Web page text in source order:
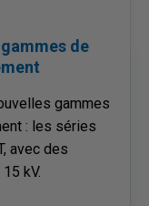
de
gammes
: les séries
avec des
kV.